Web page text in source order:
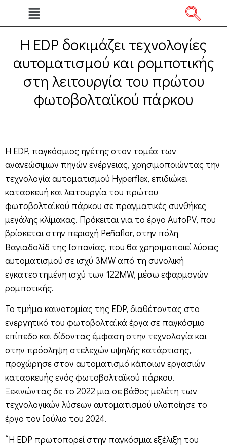
Η EDP δοκιμάζει τεχνολογίες
αυτοματισμού και ρομποτικής
στη λειτουργία του πρώτου
φωτοβολταϊκού πάρκου
Η EDP, παγκόσμιος ηγέτης στον τομέα των
ανανεώσιμων πηγών ενέργειας, χρησιμοποιώντας την
τεχνολογία αυτοματισμού Hyperflex, επιδιώκει
κατασκευή και λειτουργία του πρώτου
φωτοβολταϊκού πάρκου σε πραγματικές συνθήκες
μεγάλης κλίμακας. Πρόκειται για το έργο AutoPV, που
βρίσκεται στην περιοχή Peñaflor, στην πόλη
Βαγιαδολίδ της Ισπανίας, που θα χρησιμοποιεί λύσεις
αυτοματισμού σε ισχύ 3MW από τη συνολική
εγκατεστημένη ισχύ των 122MW, μέσω εφαρμογών
ρομποτικής.
Το τμήμα καινοτομίας της EDP, διαθέτοντας στο
ενεργητικό του φωτοβολταϊκά έργα σε παγκόσμιο
επίπεδο και δίδοντας έμφαση στην τεχνολογία και
στην πρόσληψη στελεχών υψηλής κατάρτισης,
προχώρησε στον αυτοματισμό κάποιων εργασιών
κατασκευής ενός φωτοβολταϊκού πάρκου.
Ξεκινώντας δε το 2022 μια σε βάθος μελέτη των
τεχνολογικών λύσεων αυτοματισμού υλοποίησε το
έργο τον Ιούλιο του 2024.
“Η EDP πρωτοπορεί στην παγκόσμια εξέλιξη του